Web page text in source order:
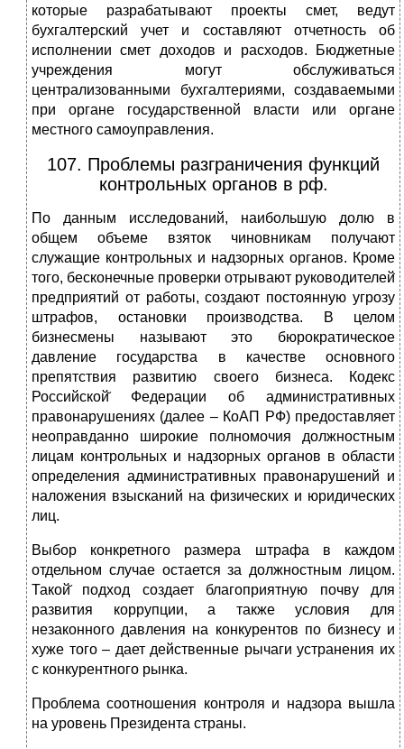
которые разрабатывают проекты смет, ведут
бухгалтерский учет и составляют отчетность об
исполнении смет доходов и расходов. Бюджетные
учреждения могут обслуживаться
централизованными бухгалтериями, создаваемыми
при органе государственной власти или органе
местного самоуправления.
107. Проблемы разграничения функций
контрольных органов в рф.
По данным исследований, наибольшую долю в
общем объеме взяток чиновникам получают
служащие контрольных и надзорных органов. Кроме
того, бесконечные проверки отрывают руководителей̆
предприятий от работы, создают постоянную угрозу
штрафов, остановки производства. В целом
бизнесмены называют это бюрократическое
давление государства в качестве основного
препятствия развитию своего бизнеса. Кодекс
Российской̆ Федерации об административных
правонарушениях (далее – КоАП РФ) предоставляет
неоправданно широкие полномочия должностным
лицам контрольных и надзорных органов в области
определения административных правонарушений и
наложения взысканий на физических и юридических
лиц.
Выбор конкретного размера штрафа в каждом
отдельном случае остается за должностным лицом.
Такой̆ подход создает благоприятную почву для
развития коррупции, а также условия для
незаконного давления на конкурентов по бизнесу и
хуже того – дает действенные рычаги устранения их
с конкурентного рынка.
Проблема соотношения контроля и надзора вышла
на уровень Президента страны.